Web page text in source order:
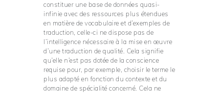
constituer une base de données quasi-
infinie avec des ressources plus étendues
en matière de vocabulaire et d’exemples de
traduction, celle-ci ne dispose pas de
l’intelligence nécessaire à la mise en œuvre
d’une traduction de qualité. Cela signifie
qu’elle n’est pas dotée de la conscience
requise pour, par exemple, choisir le terme le
plus adapté en fonction du contexte et du
domaine de spécialité concerné. Cela ne